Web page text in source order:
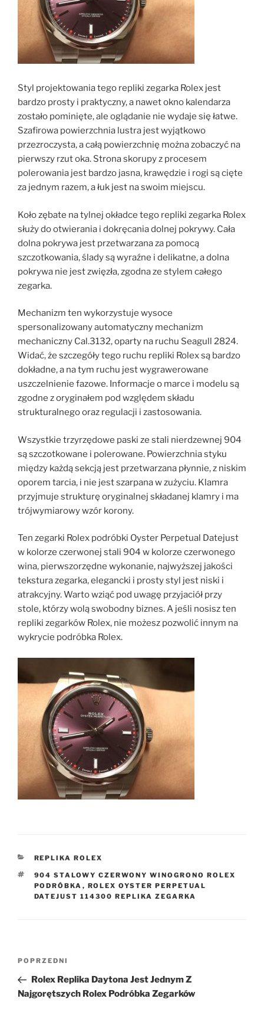
Styl projektowania tego repliki zegarka Rolex jest
bardzo prosty i praktyczny, a nawet okno kalendarza
zostało pominięte, ale oglądanie nie wydaje się łatwe.
Szafirowa powierzchnia lustra jest wyjątkowo
przezroczysta, a całą powierzchnię można zobaczyć na
pierwszy rzut oka. Strona skorupy z procesem
polerowania jest bardzo jasna, krawędzie i rogi są cięte
za jednym razem, a łuk jest na swoim miejscu.
Koło zębate na tylnej okładce tego repliki zegarka Rolex
służy do otwierania i dokręcania dolnej pokrywy. Cała
dolna pokrywa jest przetwarzana za pomocą
szczotkowania, ślady są wyraźne i delikatne, a dolna
pokrywa nie jest zwięzła, zgodna ze stylem całego
zegarka.
Mechanizm ten wykorzystuje wysoce
spersonalizowany automatyczny mechanizm
mechaniczny Cal.3132, oparty na ruchu Seagull 2824.
Widać, że szczegóły tego ruchu repliki Rolex są bardzo
dokładne, a na tym ruchu jest wygrawerowane
uszczelnienie fazowe. Informacje o marce i modelu są
zgodne z oryginałem pod względem składu
strukturalnego oraz regulacji i zastosowania.
Wszystkie trzyrzędowe paski ze stali nierdzewnej 904
są szczotkowane i polerowane. Powierzchnia styku
między każdą sekcją jest przetwarzana płynnie, z niskim
oporem tarcia, i nie jest szarpana w zużyciu. Klamra
przyjmuje strukturę oryginalnej składanej klamry i ma
trójwymiarowy wzór korony.
Ten zegarki Rolex podróbki Oyster Perpetual Datejust
w kolorze czerwonej stali 904 w kolorze czerwonego
wina, pierwszorzędne wykonanie, najwyższej jakości
tekstura zegarka, elegancki i prosty styl jest niski i
atrakcyjny. Warto wziąć pod uwagę przyjaciół przy
stole, którzy wolą swobodny biznes. A jeśli nosisz ten
repliki zegarków Rolex, nie możesz pozwolić innym na
wykrycie podróbka Rolex.
KATEGORIE
REPLIKA ROLEX
TAGI
904 STALOWY CZERWONY WINOGRONO ROLEX
PODRÓBKA , ROLEX OYSTER PERPETUAL
DATEJUST 114300 REPLIKA ZEGARKA
Nawigacja
Poprzedni
wpis
POPRZEDNI
Rolex Replika Daytona Jest Jednym Z
Najgorętszych Rolex Podróbka Zegarków